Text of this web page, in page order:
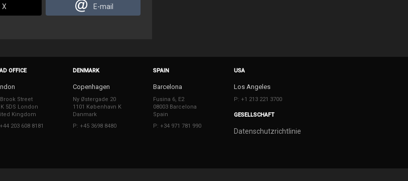
X E-mail
OFFICE
Street
5DS London
Kingdom
203 608 8181
DENMARK
Copenhagen
Ny Østergade 20
1101 København K
Danmark
P: +45 3698 8480
SPAIN
Barcelona
Fusina 6, E2
08003 Barcelona
Spain
P: +34 971 781 990
USA
Los Angeles
P: +1 213 221 3700
GESELLSCHAFT
Datenschutzrichtlinie